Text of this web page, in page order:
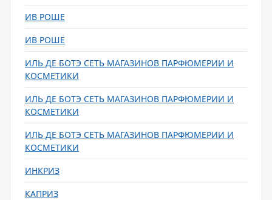
ИВ РОШЕ
ИВ РОШЕ
ИЛЬ ДЕ БОТЭ СЕТЬ МАГАЗИНОВ ПАРФЮМЕРИИ И
КОСМЕТИКИ
ИЛЬ ДЕ БОТЭ СЕТЬ МАГАЗИНОВ ПАРФЮМЕРИИ И
КОСМЕТИКИ
ИЛЬ ДЕ БОТЭ СЕТЬ МАГАЗИНОВ ПАРФЮМЕРИИ И
КОСМЕТИКИ
ИНКРИЗ
КАПРИЗ